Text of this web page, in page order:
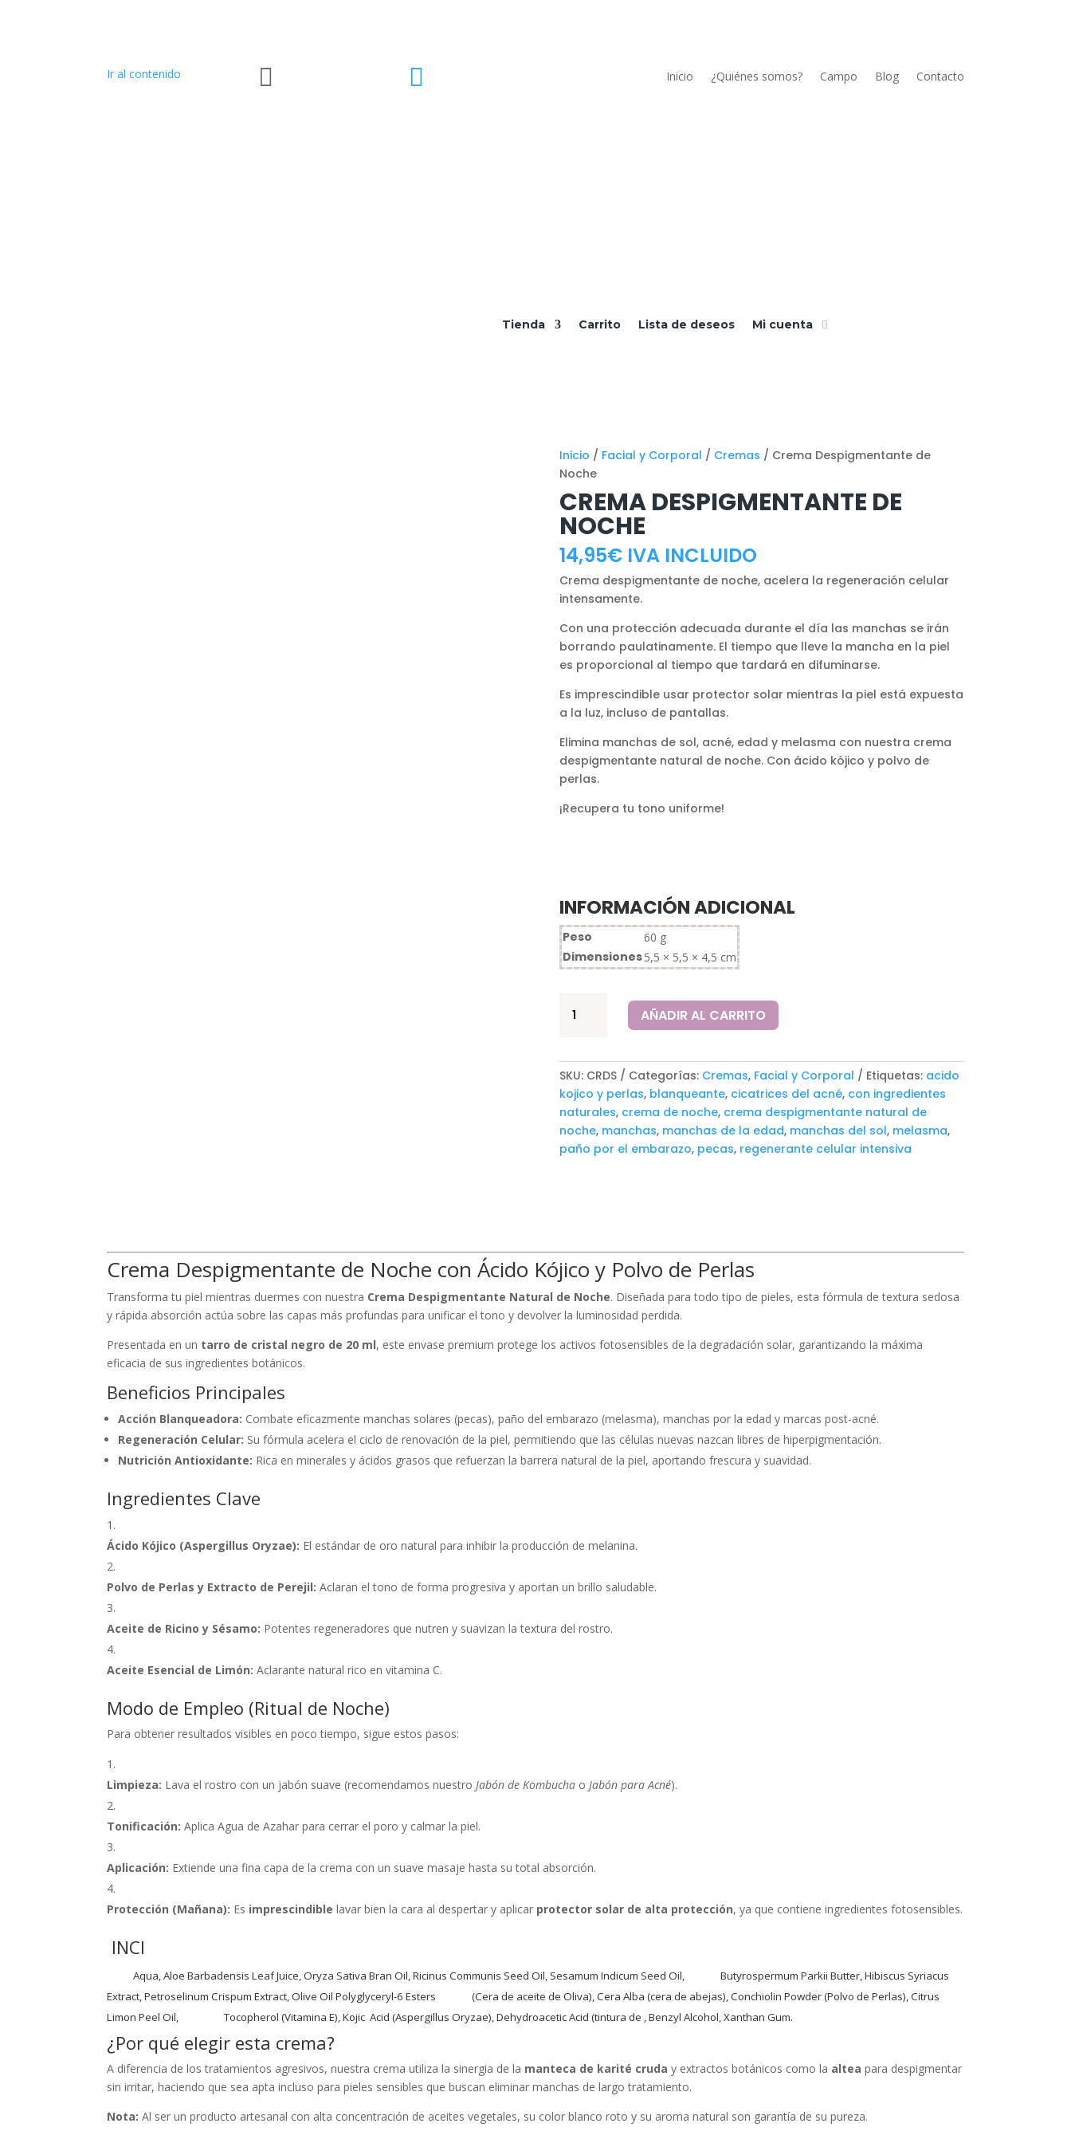
Ir al contenido   Inicio ¿Quiénes somos? Campo Blog Contacto
Tienda Carrito Lista de deseos Mi cuenta
Inicio / Facial y Corporal / Cremas / Crema Despigmentante de
Noche
CREMA DESPIGMENTANTE DE
NOCHE
14,95€ IVA INCLUIDO
Crema despigmentante de noche, acelera la regeneración celular
intensamente.
Con una protección adecuada durante el día las manchas se irán
borrando paulatinamente. El tiempo que lleve la mancha en la piel
es proporcional al tiempo que tardará en difuminarse.
Es imprescindible usar protector solar mientras la piel está expuesta
a la luz, incluso de pantallas.
Elimina manchas de sol, acné, edad y melasma con nuestra crema
despigmentante natural de noche. Con ácido kójico y polvo de
perlas.
¡Recupera tu tono uniforme!
INFORMACIÓN ADICIONAL
Peso 60 g
Dimensiones5,5 × 5,5 × 4,5 cm
Despigmentante
cantidad
AÑADIR AL CARRITO
SKU: CRDS Categorías: Cremas, Facial y Corporal Etiquetas: acido
kojico y perlas, blanqueante, cicatrices del acné, con ingredientes
naturales, crema de noche, crema despigmentante natural de
noche, manchas, manchas de la edad, manchas del sol, melasma,
paño por el embarazo, pecas, regenerante celular intensiva
Crema Despigmentante de Noche con Ácido Kójico y Polvo de Perlas
Transforma tu piel mientras duermes con nuestra Crema Despigmentante Natural de Noche. Diseñada para todo tipo de pieles, esta fórmula de textura sedosa
y rápida absorción actúa sobre las capas más profundas para unificar el tono y devolver la luminosidad perdida.
Presentada en un tarro de cristal negro de 20 ml, este envase premium protege los activos fotosensibles de la degradación solar, garantizando la máxima
eficacia de sus ingredientes botánicos.
Beneficios Principales
Acción Blanqueadora: Combate eficazmente manchas solares (pecas), paño del embarazo (melasma), manchas por la edad y marcas post-acné.
Regeneración Celular: Su fórmula acelera el ciclo de renovación de la piel, permitiendo que las células nuevas nazcan libres de hiperpigmentación.
Nutrición Antioxidante: Rica en minerales y ácidos grasos que refuerzan la barrera natural de la piel, aportando frescura y suavidad.
Ingredientes Clave
Ácido Kójico (Aspergillus Oryzae): El estándar de oro natural para inhibir la producción de melanina.
Polvo de Perlas y Extracto de Perejil: Aclaran el tono de forma progresiva y aportan un brillo saludable.
Aceite de Ricino y Sésamo: Potentes regeneradores que nutren y suavizan la textura del rostro.
Aceite Esencial de Limón: Aclarante natural rico en vitamina C.
Modo de Empleo (Ritual de Noche)
Para obtener resultados visibles en poco tiempo, sigue estos pasos:
Limpieza: Lava el rostro con un jabón suave (recomendamos nuestro Jabón de Kombucha o Jabón para Acné).
Tonificación: Aplica Agua de Azahar para cerrar el poro y calmar la piel.
Aplicación: Extiende una fina capa de la crema con un suave masaje hasta su total absorción.
Protección (Mañana): Es imprescindible lavar bien la cara al despertar y aplicar protector solar de alta protección, ya que contiene ingredientes fotosensibles.
INCI
Aqua, Aloe Barbadensis Leaf Juice, Oryza Sativa Bran Oil, Ricinus Communis Seed Oil, Sesamum Indicum Seed Oil, Butyrospermum Parkii Butter, Hibiscus Syriacus
Extract, Petroselinum Crispum Extract, Olive Oil Polyglyceryl-6 Esters (Cera de aceite de Oliva), Cera Alba (cera de abejas), Conchiolin Powder (Polvo de Perlas), Citrus
Limon Peel Oil, Tocopherol (Vitamina E), Kojic Acid (Aspergillus Oryzae), Dehydroacetic Acid (tintura de , Benzyl Alcohol, Xanthan Gum.
¿Por qué elegir esta crema?
A diferencia de los tratamientos agresivos, nuestra crema utiliza la sinergia de la manteca de karité cruda y extractos botánicos como la altea para despigmentar
sin irritar, haciendo que sea apta incluso para pieles sensibles que buscan eliminar manchas de largo tratamiento.
Nota: Al ser un producto artesanal con alta concentración de aceites vegetales, su color blanco roto y su aroma natural son garantía de su pureza.